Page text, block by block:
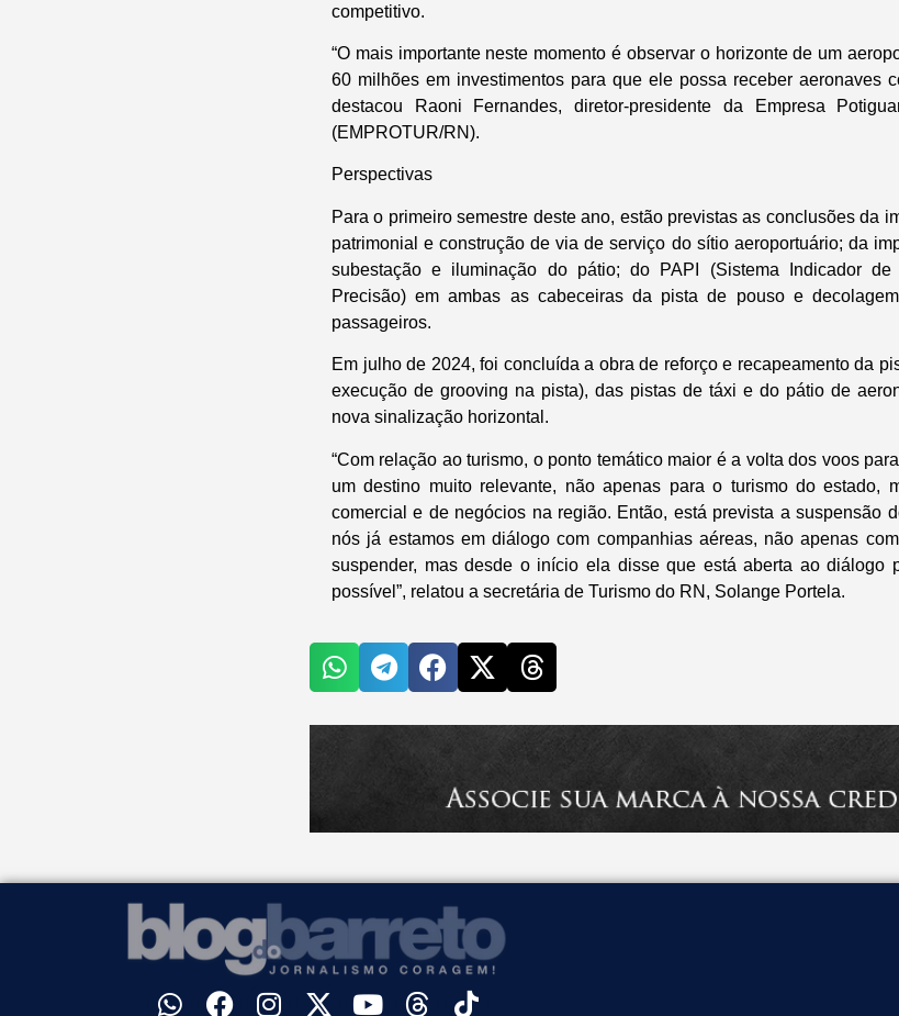
competitivo.
“O mais importante neste momento é observar o horizonte de um
60 milhões em investimentos para que ele possa receber aeronaves
destacou Raoni Fernandes, diretor-presidente da Empresa
(EMPROTUR/RN).
Perspectivas
Para o primeiro semestre deste ano, estão previstas as conclusões da
patrimonial e construção de via de serviço do sítio aeroportuário; da
subestação e iluminação do pátio; do PAPI (Sistema Indicador
Precisão) em ambas as cabeceiras da pista de pouso e
passageiros.
Em julho de 2024, foi concluída a obra de reforço e recapeamento da
execução de grooving na pista), das pistas de táxi e do pátio de
nova sinalização horizontal.
“Com relação ao turismo, o ponto temático maior é a volta dos voos
um destino muito relevante, não apenas para o turismo do estado,
comercial e de negócios na região. Então, está prevista a suspensão
nós já estamos em diálogo com companhias aéreas, não apenas
suspender, mas desde o início ela disse que está aberta ao diálogo
possível”, relatou a secretária de Turismo do RN, Solange Portela.